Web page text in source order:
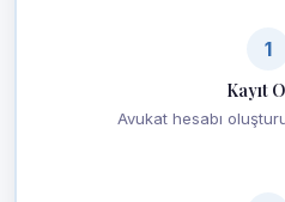
1
Kayıt
Avukat hesabı